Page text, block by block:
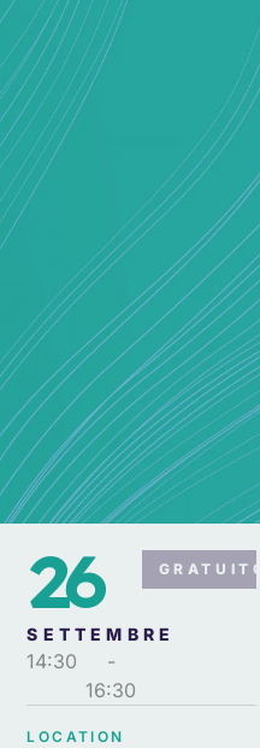
26
SETTEMBRE
14:30
-
16:30
GRATUITO
LOCATION